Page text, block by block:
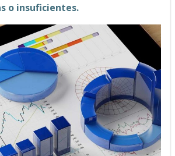
o insuficientes.